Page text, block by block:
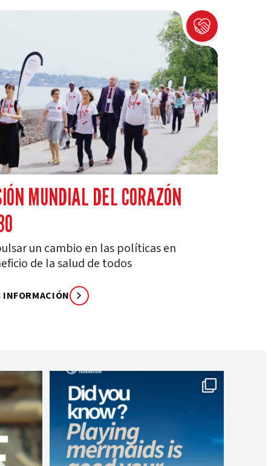
MUNDIAL DEL CORAZÓN
un cambio en las políticas en
de la salud de todos
INFORMACIÓN
26 de julio